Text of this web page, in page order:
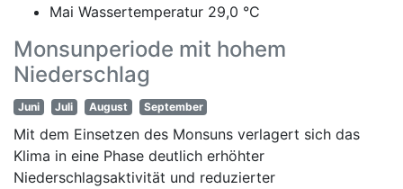
Mai Wassertemperatur 29,0 °C
Monsunperiode mit hohem
Niederschlag
Juni Juli August September
Mit dem Einsetzen des Monsuns verlagert sich das
Klima in eine Phase deutlich erhöhter
Niederschlagsaktivität und reduzierter